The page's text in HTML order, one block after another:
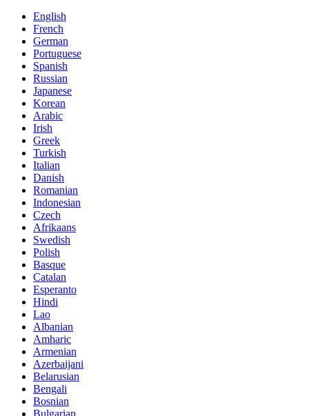
English
French
German
Portuguese
Spanish
Russian
Japanese
Korean
Arabic
Irish
Greek
Turkish
Italian
Danish
Romanian
Indonesian
Czech
Afrikaans
Swedish
Polish
Basque
Catalan
Esperanto
Hindi
Lao
Albanian
Amharic
Armenian
Azerbaijani
Belarusian
Bengali
Bosnian